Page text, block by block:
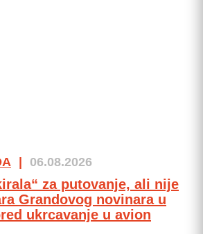
06.08.2026
za putovanje, ali nije
Grandovog novinara u
ukrcavanje u avion